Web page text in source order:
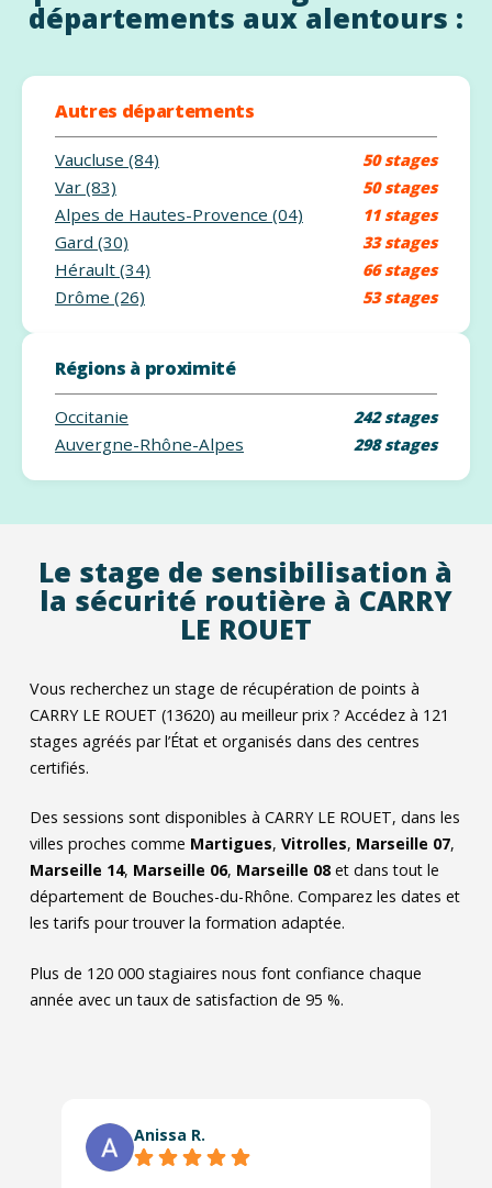
départements aux alentours :
Autres départements
Vaucluse (84) 50 stages
Var (83) 50 stages
Alpes de Hautes-Provence (04) 11 stages
Gard (30) 33 stages
Hérault (34) 66 stages
Drôme (26) 53 stages
Régions à proximité
Occitanie 242 stages
Auvergne-Rhône-Alpes 298 stages
Le stage de sensibilisation à
la sécurité routière à CARRY
LE ROUET
Vous recherchez un stage de récupération de points à
CARRY LE ROUET (13620) au meilleur prix ? Accédez à 121
stages agréés par l’État et organisés dans des centres
certifiés.
Des sessions sont disponibles à CARRY LE ROUET, dans les
villes proches comme Martigues, Vitrolles, Marseille 07,
Marseille 14, Marseille 06, Marseille 08et dans tout le
département de Bouches-du-Rhône. Comparez les dates et
les tarifs pour trouver la formation adaptée.
Plus de 120 000 stagiaires nous font confiance chaque
année avec un taux de satisfaction de 95 %.
Anissa R.